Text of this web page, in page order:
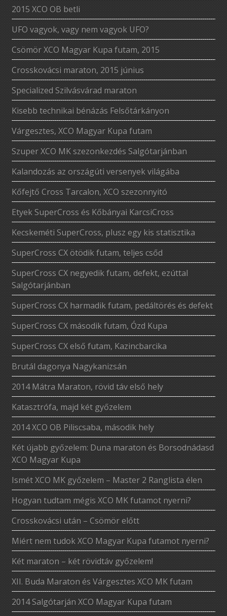
2015 XCO OB betli
UFO vagyok, vagy nem vagyok UFO?
Csömör XCO Magyar Kupa futam, 2015
Crosskovácsi maraton, 2015 június
Specialized Szilvásvárad maraton
Kisebb technikai bénázás Felsőtárkányon
Várgesztes, XCO Magyar Kupa futam
Szuper XCO MK szezonkezdés Salgótarjánban
Kalandozás az országúti versenyek világába
Kőfejtő Cross Tarcalon, XCO szezonnyitó
Etyek SuperCross és Kőbányai KarcsiCross
Kecskeméti SuperCross, plusz egy kis statisztika
SuperCross CX ötödik futam, teljes csőd
SuperCross CX negyedik futam, defekt, ezúttal
Salgótarjánban
SuperCross CX harmadik futam, pedáltörés és defekt
SuperCross CX második futam, Ózd Kupa
SuperCross CX első futam, Kazincbarcika
Brutál dagonya Nagykanizsán
2014 Mátra Maraton, rövid táv első hely
Katasztrófa, majd két győzelem
2014 XCO OB Piliscsaba, második hely
Két újabb győzelem: Duna maraton és Borsodnádasd
XCO Magyar Kupa
Ismét XCO MK győzelem – Master 2 Ranglista élen
Hogyan tudtam mégis XCO MK futamot nyerni?
Crosskovácsi után – Csömör előtt
Miért nem tudok XCO Magyar Kupa futamot nyerni?
Két maraton – két rövidtáv győzelem!
XII. Buda Maraton és Várgesztes XCO MK futam
2014 Salgótarján XCO Magyar Kupa futam